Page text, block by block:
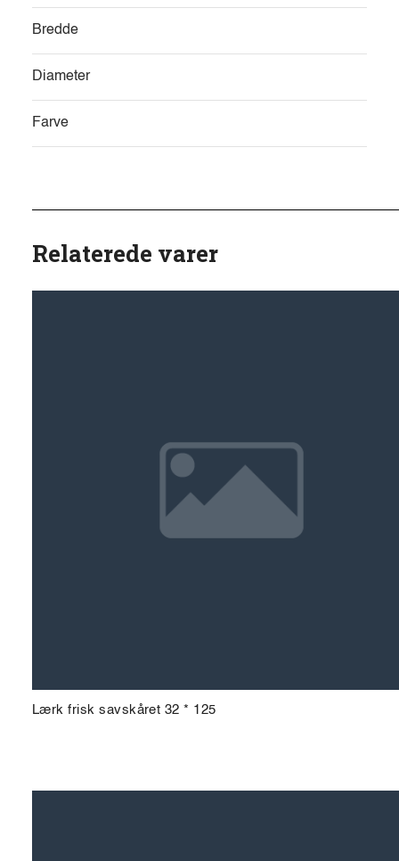
Bredde
Diameter
Farve
Relaterede varer
Lærk frisk savskåret 32 * 125